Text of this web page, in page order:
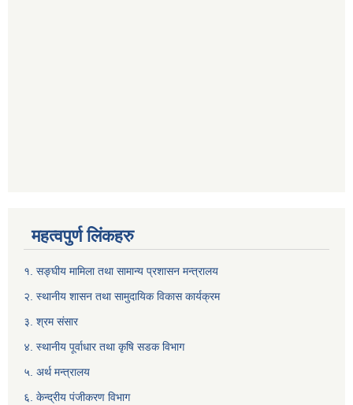
महत्वपुर्ण लिंकहरु
१. सङ्घीय मामिला तथा सामान्य प्रशासन मन्त्रालय
२. स्थानीय शासन तथा सामुदायिक विकास कार्यक्रम
३. श्रम संसार
४. स्थानीय पूर्वाधार तथा कृषि सडक विभाग
५. अर्थ मन्त्रालय
६. केन्द्रीय पंजीकरण विभाग